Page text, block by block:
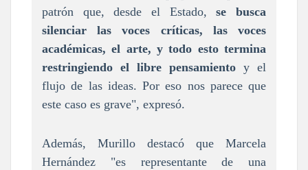
patrón que, desde el Estado,se busca
silenciar las voces críticas, las voces
académicas, el arte, y todo esto termina
restringiendo el libre pensamiento y el
flujo de las ideas. Por eso nos parece que
este caso es grave", expresó.
Además, Murillo destacó que Marcela
Hernández "es representante de una